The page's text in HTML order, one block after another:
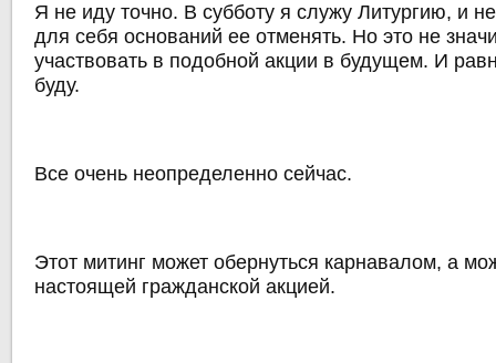
Я не иду точно. В субботу я служу Литургию, и
для себя оснований ее отменять. Но это не
участвовать в подобной акции в будущем. И
буду.
Все очень неопределенно сейчас.
Этот митинг может обернуться карнавалом, а
настоящей гражданской акцией.